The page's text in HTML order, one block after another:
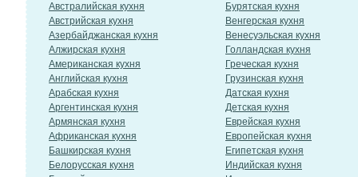
Австралийская кухня
Австрийская кухня
Азербайджанская кухня
Алжирская кухня
Американская кухня
Английская кухня
Арабская кухня
Аргентинская кухня
Армянская кухня
Африканская кухня
Башкирская кухня
Белорусская кухня
Бурятская кухня
Венгерская кухня
Венесуэльская кухня
Голландская кухня
Греческая кухня
Грузинская кухня
Датская кухня
Детская кухня
Еврейская кухня
Европейская кухня
Египетская кухня
Индийская кухня